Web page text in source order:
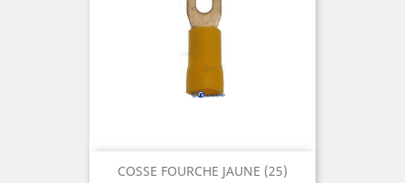
COSSE FOURCHE JAUNE (25)